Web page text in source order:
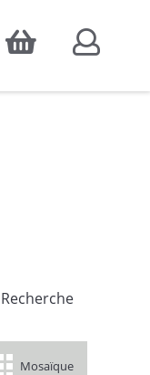
Accepter
Mosaïque